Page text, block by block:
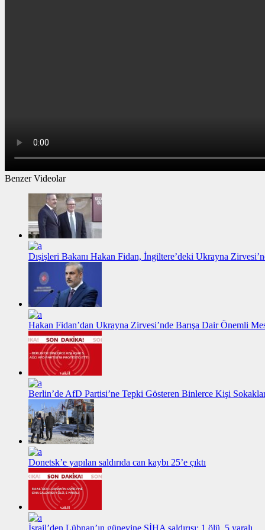
Benzer Videolar
Dışişleri Bakanı Hakan Fidan, İngiltere’deki Ukrayna
Hakan Fidan’dan Ukrayna Zirvesi’nde Barışa Dair Önemli
Berlin’de AfD Partisi’ne Tepki Gösteren Binlerce Kişi
Donetsk’e yapılan saldırıda can kaybı 25’e çıktı
İsrail’den Lübnan’ın güneyine SİHA saldırısı: 1 ölü, 5 yaralı